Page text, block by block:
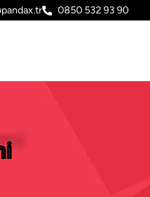
0850 532 93 90